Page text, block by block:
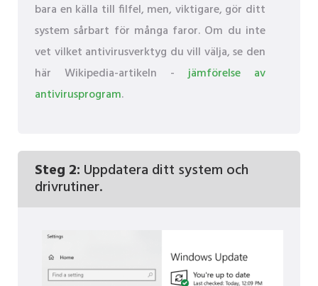
bara en källa till filfel, men, viktigare, gör ditt
system sårbart för många faror. Om du inte
vet vilket antivirusverktyg du vill välja, se den
här Wikipedia-artikeln -jämförelse av
antivirusprogram.
Steg 2: Uppdatera ditt system och
drivrutiner.